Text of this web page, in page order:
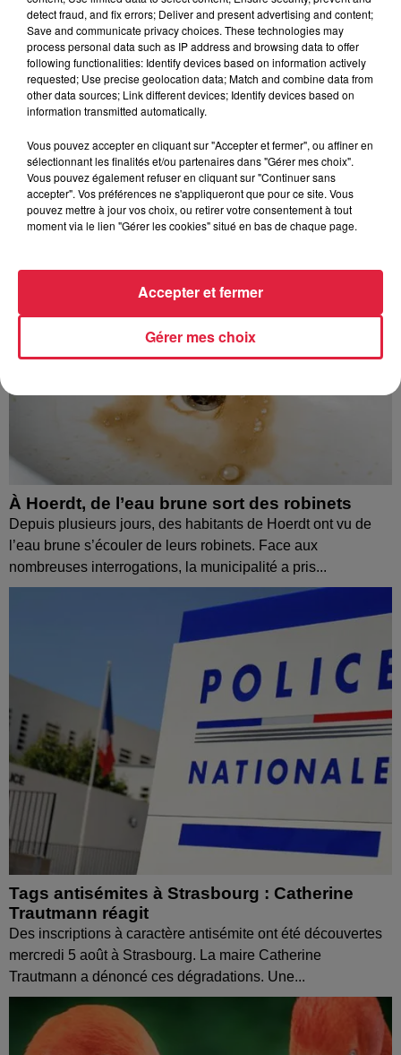
Au zoo de Mulhouse : rencontre
avec les flamants rouges
À découvrir également
À Hoerdt, de l’eau brune sort des robinets
Depuis plusieurs jours, des habitants de Hoerdt ont vu de
l’eau brune s’écouler de leurs robinets. Face aux
nombreuses interrogations, la municipalité a pris...
Tags antisémites à Strasbourg : Catherine
Trautmann réagit
Des inscriptions à caractère antisémite ont été découvertes
mercredi 5 août à Strasbourg. La maire Catherine
Trautmann a dénoncé ces dégradations. Une...
detect fraud, and fix errors; Deliver and present advertising and content;
Save and communicate privacy choices. These technologies may
process personal data such as IP address and browsing data to offer
following functionalities: Identify devices based on information actively
requested; Use precise geolocation data; Match and combine data from
other data sources; Link different devices; Identify devices based on
information transmitted automatically.
Vous pouvez accepter en cliquant sur "Accepter et fermer", ou affiner en
sélectionnant les finalités et/ou partenaires dans "Gérer mes choix".
Vous pouvez également refuser en cliquant sur "Continuer sans
accepter". Vos préférences ne s'appliqueront que pour ce site. Vous
pouvez mettre à jour vos choix, ou retirer votre consentement à tout
moment via le lien "Gérer les cookies" situé en bas de chaque page.
Gérer mes choix
Accepter et fermer